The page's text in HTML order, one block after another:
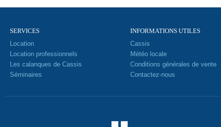
SERVICES
Location
Location professionnels
Les calanques de Cassis
Séminaires
INFORMATIONS UTILES
Cassis
Météo locale
Conditions générales de vente
Contactez-nous